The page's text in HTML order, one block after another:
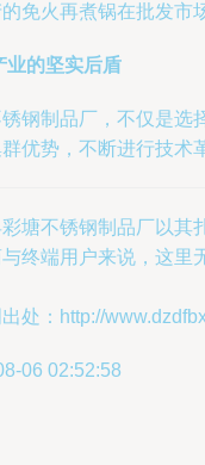
免火再煮锅在批发市
业的坚实后盾
钢制品厂，不仅是选
优势，不断进行技术
塘不锈钢制品厂以其
终端用户来说，这里
处：http://
06 02:52:58